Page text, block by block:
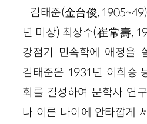
김태준(金台俊,
년 미상) 최상수(崔常壽,
강점기 민속학에 애정을
김태준은 1931년 이희승
회를 결성하여 문학사 연
나 이른 나이에 안타깝게